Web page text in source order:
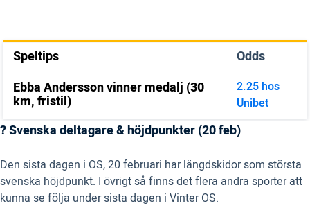
Speltips
Odds
Ebba Andersson vinner medalj (30
km, fristil)
2.25 hos
Unibet
? Svenska deltagare & höjdpunkter (20 feb)
Den sista dagen i OS, 20 februari har längdskidor som största
svenska höjdpunkt. I övrigt så finns det flera andra sporter att
kunna se följa under sista dagen i Vinter OS.